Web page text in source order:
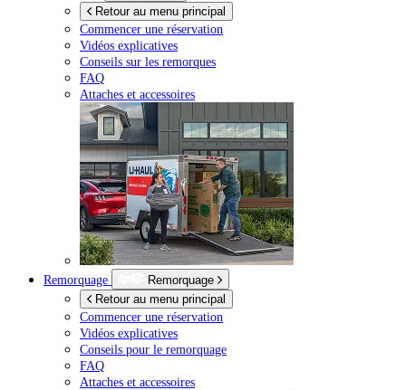
Retour au menu principal
Commencer une réservation
Vidéos explicatives
Conseils sur les remorques
FAQ
Attaches et accessoires
Remorquage
Remorquage
Retour au menu principal
Commencer une réservation
Vidéos explicatives
Conseils pour le remorquage
FAQ
Attaches et accessoires